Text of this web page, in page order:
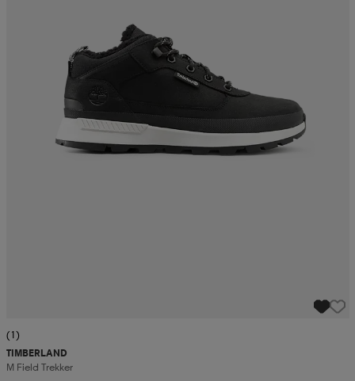
(1)
TIMBERLAND
M Field Trekker